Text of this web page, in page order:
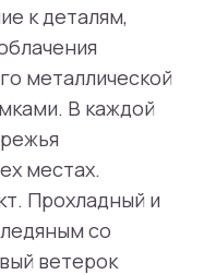
к деталям,
металлической
В каждой
местах.
Прохладный и
со
ветерок